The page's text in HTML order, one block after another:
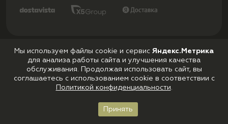
Принимаем к оплате:
Корзина
Мы используем файлы cookie и сервис Яндекс.Метрика
для анализа работы сайта и улучшения качества
обслуживания. Продолжая использовать сайт, вы
соглашаетесь с использованием cookie в соответствии с
Политикой конфиденциальности.
Принять